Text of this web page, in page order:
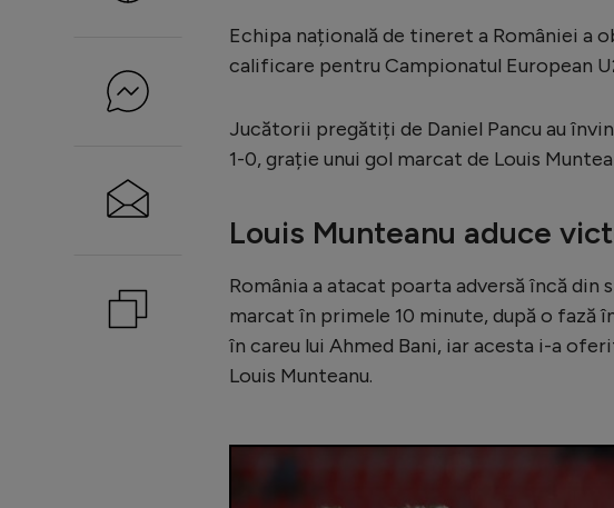
Echipa națională de tineret a României a
calificare pentru Campionatul European
Jucătorii pregătiți de Daniel Pancu au
1-0, grație unui gol marcat de Louis
Louis Munteanu aduce
România a atacat poarta adversă încă
marcat în primele 10 minute, după o fază
în careu lui Ahmed Bani, iar acesta i-a
Louis Munteanu.